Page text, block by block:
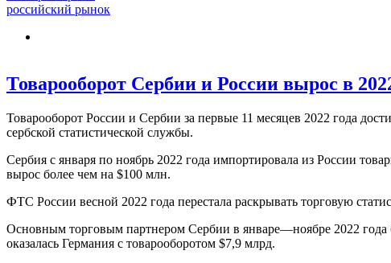
российский рынок
Товарооборот Сербии и России вырос в
Товарооборот России и Сербии за первые 11 месяцев 2022 года
сербской статистической службы.
Сербия с января по ноябрь 2022 года импортировала из России
вырос более чем на $100 млн.
ФТС России весной 2022 года перестала раскрывать торговую
Основным торговым партнером Сербии в январе—ноябре 2022
оказалась Германия с товарооборотом $7,9 млрд.